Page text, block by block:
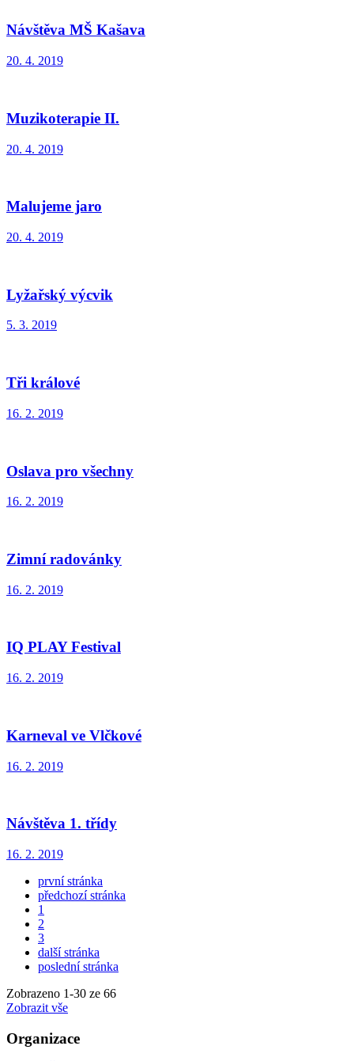
Návštěva MŠ Kašava
20. 4. 2019
Muzikoterapie II.
20. 4. 2019
Malujeme jaro
20. 4. 2019
Lyžařský výcvik
5. 3. 2019
Tři králové
16. 2. 2019
Oslava pro všechny
16. 2. 2019
Zimní radovánky
16. 2. 2019
IQ PLAY Festival
16. 2. 2019
Karneval ve Vlčkové
16. 2. 2019
Návštěva 1. třídy
16. 2. 2019
první stránka
předchozí stránka
1
2
3
další stránka
poslední stránka
Zobrazeno 1-30 ze 66
Zobrazit vše
Organizace